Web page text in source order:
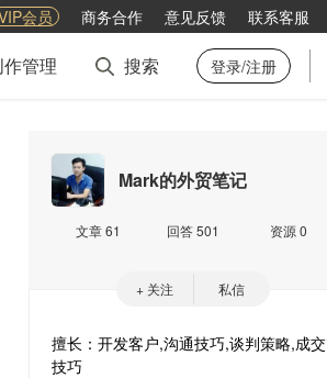
会员 商务合作 意见反馈 联系客服
管理 搜索 登录/注册
Mark的外贸笔记
文章 61 回答 501 资源 0
+ 关注 私信
擅长：开发客户,沟通技巧,谈判策略,成交
技巧